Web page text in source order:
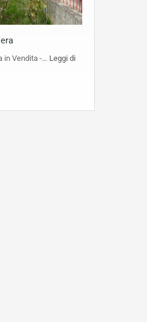
in Vendita -… Leggi di